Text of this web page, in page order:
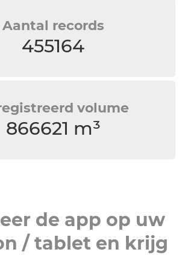
Aantal records
455164
volume
866621 m³
de app op uw
/ tablet en krijg